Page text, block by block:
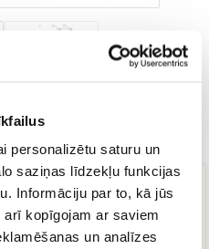
personalizētu saturu un
saziņas līdzekļu funkcijas
Informāciju par to, kā jūs
kopīgojam ar saviem
un analīzes
Preces kods